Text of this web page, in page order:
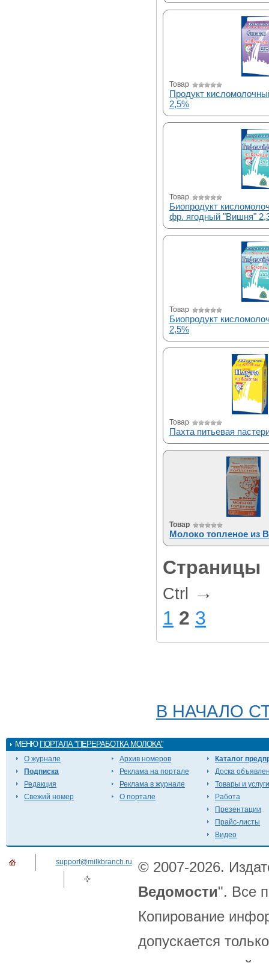
Товар
Продукт
2,5%
Товар
Биопродукт
фр. ягодный "Вишня"
Товар
Биопродукт
2,5%
Товар
Пахта питьевая
Товар
Молоко топленое из
Страницы
Ctrl
→
1 2 3
В НАЧАЛО
МЕНЮ ПОРТАЛА "ПЕРЕРАБОТКА МОЛОКА"
О журнале
Подписка
Редакция
Свежий номер
Архив номеров
Реклама на портале
Реклама в журнале
О портале
Каталог
Доска
Товары и услуги
Работа
Презентации
Прайс-листы
Видео
support@milkbranch.ru
© 2007-2026.
Ведомости". Все
Копирование
допускается